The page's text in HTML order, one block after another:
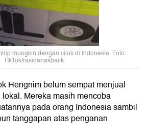
mungkin dengan cilok di Indonesia. Foto:
TIkTok/rasidanakbaiik
Hengnim belum sempat menjual
Mereka masih mencoba
pada orang Indonesia sambil
tanggapan atas penganan